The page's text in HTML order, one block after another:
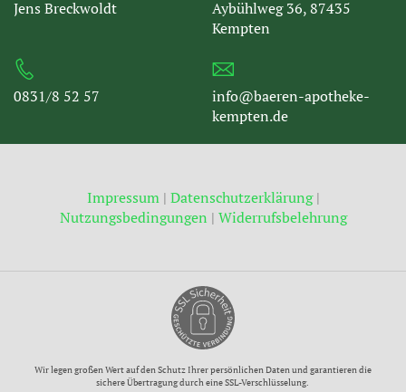
Jens Breckwoldt
Aybühlweg 36, 87435
Kempten
0831/8 52 57
info@baeren-apotheke-
kempten.de
Impressum | Datenschutzerklärung|
Nutzungsbedingungen | Widerrufsbelehrung
Wir legen großen Wert auf den Schutz Ihrer persönlichen Daten und garantieren die
sichere Übertragung durch eine SSL-Verschlüsselung.